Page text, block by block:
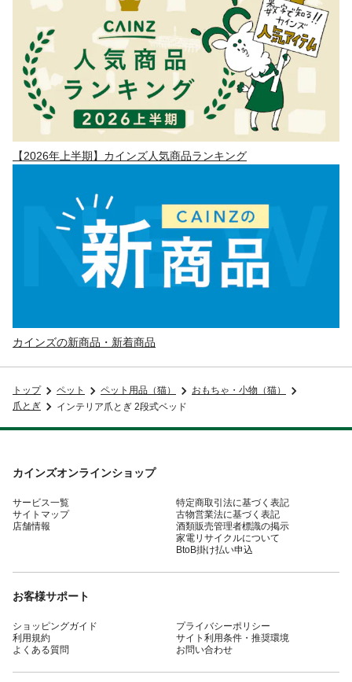
【2026年上半期】カインズ人気商品ランキング
カインズの新商品・新着商品
トップ ペット ペット用品（猫）
おもちゃ・小物（猫）
爪とぎ
インテリア爪とぎ 2段式ベッド
カインズオンラインショップ
サービス一覧
サイトマップ
店舗情報
特定商取引法に基づく表記
古物営業法に基づく表記
酒類販売管理者標識の掲示
家電リサイクルについて
BtoB掛け払い申込
お客様サポート
ショッピングガイド
利用規約
よくある質問
プライバシーポリシー
サイト利用条件・推奨環境
お問い合わせ